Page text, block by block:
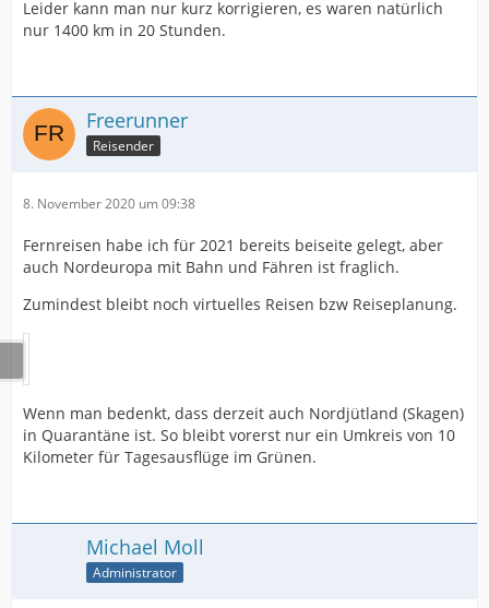
Leider kann man nur kurz korrigieren, es waren natürlich
nur 1400 km in 20 Stunden.
Freerunner
Reisender
8. November 2020 um 09:38
Fernreisen habe ich für 2021 bereits beiseite gelegt, aber
auch Nordeuropa mit Bahn und Fähren ist fraglich.
Zumindest bleibt noch virtuelles Reisen bzw Reiseplanung.
Wenn man bedenkt, dass derzeit auch Nordjütland (Skagen)
in Quarantäne ist. So bleibt vorerst nur ein Umkreis von 10
Kilometer für Tagesausflüge im Grünen.
Michael Moll
Administrator